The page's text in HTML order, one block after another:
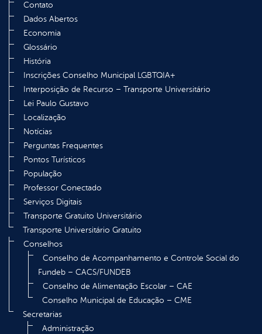
Contato
Dados Abertos
Economia
Glossário
História
Inscrições Conselho Municipal LGBTQIA+
Interposição de Recurso – Transporte Universitário
Lei Paulo Gustavo
Localização
Notícias
Perguntas Frequentes
Pontos Turísticos
População
Professor Conectado
Serviços Digitais
Transporte Gratuito Universitário
Transporte Universitário Gratuito
Conselhos
Conselho de Acompanhamento e Controle Social do
Fundeb – CACS/FUNDEB
Conselho de Alimentação Escolar – CAE
Conselho Municipal de Educação – CME
Secretarias
Administração